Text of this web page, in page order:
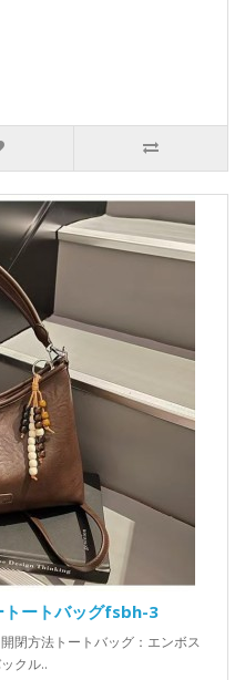
トートバッグfsbh-3
閉方法トートバッグ：エンボス
クル..